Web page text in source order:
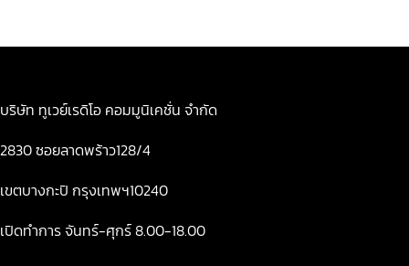
บริษัท ทูเวย์เรดิโอ คอมมูนิเคชั่น จำกัด
2830 ซอยลาดพร้าว128/4
เขตบางกะปิ กรุงเทพฯ10240
เปิดทำการ จันทร์-ศุกร์ 8.00-18.00